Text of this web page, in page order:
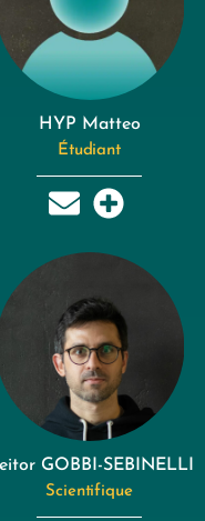
HYP Matteo
Étudiant
GOBBI-SEBINELLI
Scientifique